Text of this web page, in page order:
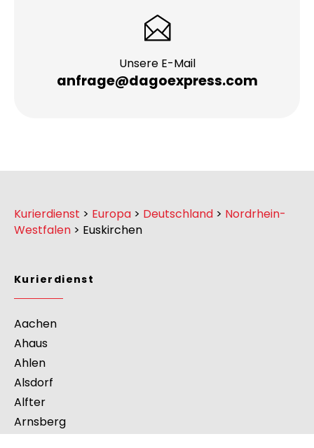
Unsere E-Mail
anfrage@dagoexpress.com
Kurierdienst > Europa > Deutschland > Nordrhein-
Westfalen > Euskirchen
Kurierdienst
Aachen
Ahaus
Ahlen
Alsdorf
Alfter
Arnsberg